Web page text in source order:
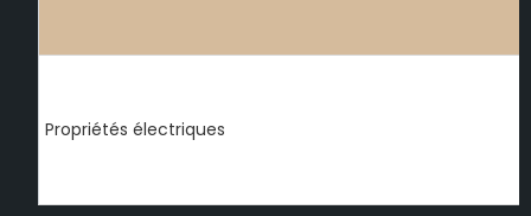
Propriétés électriques